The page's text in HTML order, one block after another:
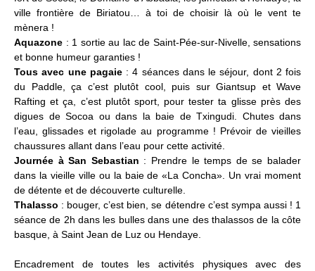
ville frontière de Biriatou… à toi de choisir là où le vent te
mènera !
Aquazone : 1 sortie au lac de Saint-Pée-sur-Nivelle, sensations
et bonne humeur garanties !
Tous avec une pagaie: 4 séances dans le séjour, dont 2 fois
du Paddle, ça c’est plutôt cool, puis sur Giantsup et Wave
Rafting et ça, c’est plutôt sport, pour tester ta glisse près des
digues de Socoa ou dans la baie de Txingudi. Chutes dans
l’eau, glissades et rigolade au programme ! Prévoir de vieilles
chaussures allant dans l’eau pour cette activité.
Journée à San Sebastian : Prendre le temps de se balader
dans la vieille ville ou la baie de «La Concha». Un vrai moment
de détente et de découverte culturelle.
Thalasso : bouger, c’est bien, se détendre c’est sympa aussi ! 1
séance de 2h dans les bulles dans une des thalassos de la côte
basque, à Saint Jean de Luz ou Hendaye.
Encadrement de toutes les activités physiques avec des